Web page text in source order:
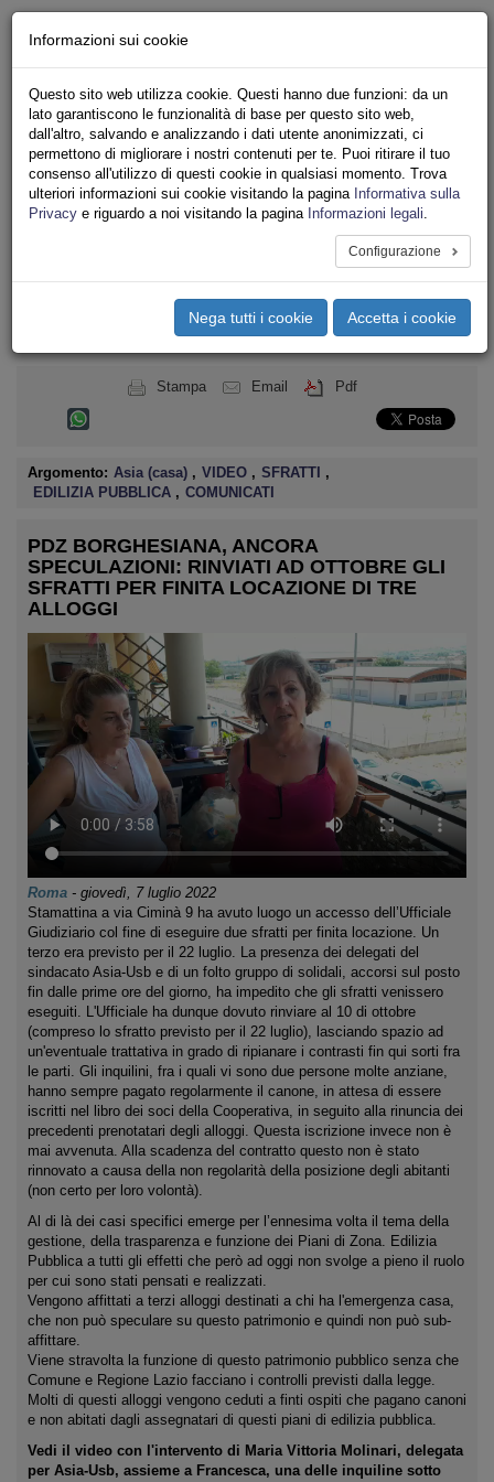
Iscriviti
Ricerca
Area Stampa
Privacy
ASSOCIAZIONI INQUILINI E ABITANTI
navigation
Toggle
Stampa Email Pdf
Argomento: Asia (casa) , VIDEO , SFRATTI ,
EDILIZIA PUBBLICA , COMUNICATI
PDZ BORGHESIANA, ANCORA
SPECULAZIONI: RINVIATI AD OTTOBRE GLI
SFRATTI PER FINITA LOCAZIONE DI TRE
ALLOGGI
Roma - giovedì, 7 luglio 2022
Stamattina a via Ciminà 9 ha avuto luogo un accesso dell’Ufficiale
Giudiziario col fine di eseguire due sfratti per finita locazione. Un
terzo era previsto per il 22 luglio. La presenza dei delegati del
sindacato Asia-Usb e di un folto gruppo di solidali, accorsi sul posto
fin dalle prime ore del giorno, ha impedito che gli sfratti venissero
eseguiti. L'Ufficiale ha dunque dovuto rinviare al 10 di ottobre
(compreso lo sfratto previsto per il 22 luglio), lasciando spazio ad
un'eventuale trattativa in grado di ripianare i contrasti fin qui sorti fra
le parti. Gli inquilini, fra i quali vi sono due persone molte anziane,
hanno sempre pagato regolarmente il canone, in attesa di essere
iscritti nel libro dei soci della Cooperativa, in seguito alla rinuncia dei
precedenti prenotatari degli alloggi. Questa iscrizione invece non è
mai avvenuta. Alla scadenza del contratto questo non è stato
rinnovato a causa della non regolarità della posizione degli abitanti
(non certo per loro volontà).
Al di là dei casi specifici emerge per l’ennesima volta il tema della
gestione, della trasparenza e funzione dei Piani di Zona. Edilizia
Pubblica a tutti gli effetti che però ad oggi non svolge a pieno il ruolo
per cui sono stati pensati e realizzati.
Vengono affittati a terzi alloggi destinati a chi ha l'emergenza casa,
che non può speculare su questo patrimonio e quindi non può sub-
affittare.
Viene stravolta la funzione di questo patrimonio pubblico senza che
Comune e Regione Lazio facciano i controlli previsti dalla legge.
Molti di questi alloggi vengono ceduti a finti ospiti che pagano canoni
e non abitati dagli assegnatari di questi piani di edilizia pubblica.
Vedi il video con l'intervento di Maria Vittoria Molinari, delegata
per Asia-Usb, assieme a Francesca, una delle inquiline sotto
Informazioni sui cookie
Questo sito web utilizza cookie. Questi hanno due funzioni: da un
lato garantiscono le funzionalità di base per questo sito web,
dall'altro, salvando e analizzando i dati utente anonimizzati, ci
permettono di migliorare i nostri contenuti per te. Puoi ritirare il tuo
consenso all'utilizzo di questi cookie in qualsiasi momento. Trova
ulteriori informazioni sui cookie visitando la pagina Informativa sulla
Privacy e riguardo a noi visitando la pagina Informazioni legali.
Configurazione
Nega tutti i cookie Accetta i cookie